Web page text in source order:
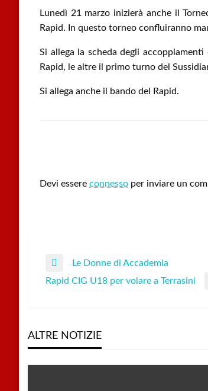
Lunedì 21 marzo inizierà anche il
Rapid. In questo torneo confluiranno
Si allega la scheda degli
Rapid, le altre il primo turno del
Si allega anche il bando del Rapid.
Devi essere connesso per inviare un
Navigazione
Previous
Post
Le Donne di Accademia
Next
Rapid CIG U18 per volare a Terrasini
ALTRE NOTIZIE